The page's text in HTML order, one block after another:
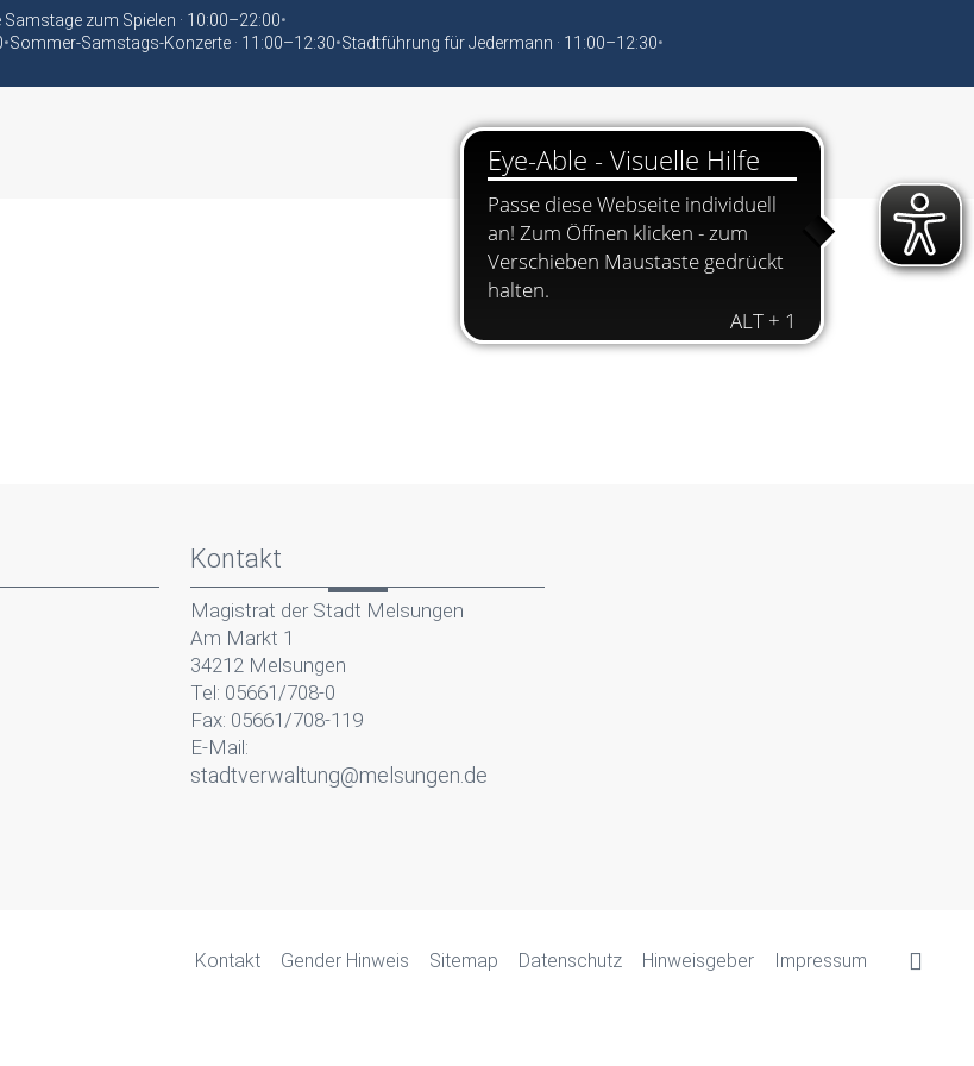
zum Spielen · 10:00–22:00•
•Sommer-Samstags-Konzerte · 11:00–12:30•Stadtführung für Jedermann · 11:00–12:30•
Kontakt
Magistrat der Stadt Melsungen
Am Markt 1
34212 Melsungen
Tel: 05661/708-0
Fax: 05661/708-119
E-Mail:
stadtverwaltung@melsungen.de
Kontakt Gender Hinweis Sitemap Datenschutz Hinweisgeber Impressum